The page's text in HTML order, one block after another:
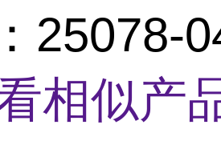
25078-
相似产